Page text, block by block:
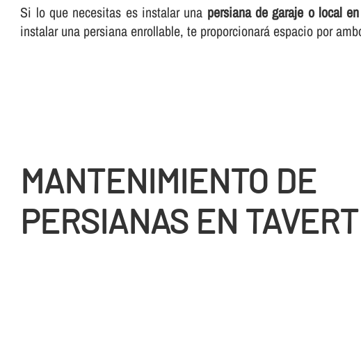
Si lo que necesitas es instalar una persiana de garaje o local
instalar una persiana enrollable, te proporcionará espacio por
MANTENIMIENTO DE
PERSIANAS EN